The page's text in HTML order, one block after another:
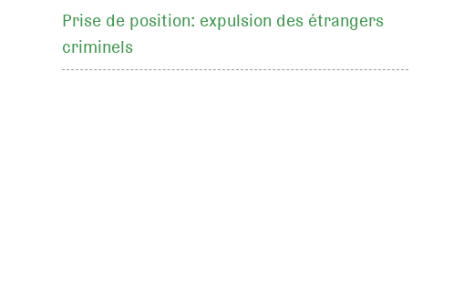
Prise de position: expulsion des étrangers
criminels